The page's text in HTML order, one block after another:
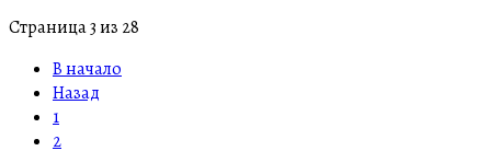
Страница 3 из 28
В начало
Назад
1
2